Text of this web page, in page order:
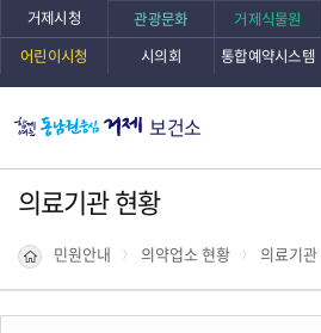
거제시청 관광문화 거제식물원
어린이시청
시의회 통합예약시스템
보건소
의료기관 현황
민원안내 의약업소 현황 의료기